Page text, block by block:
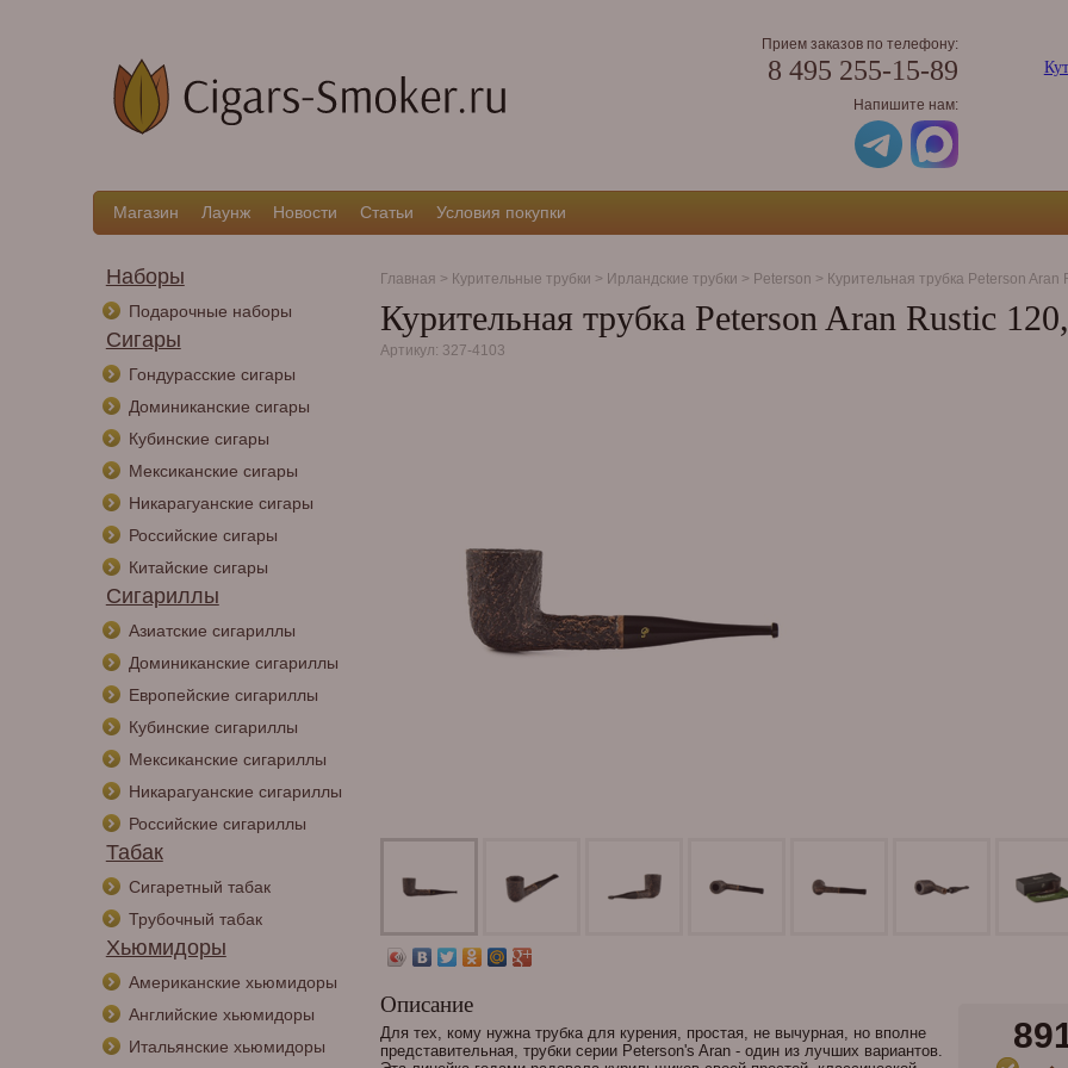
Прием заказов по телефону:
8 495 255-15-89
Напишите нам:
Магазин Лаунж Новости Статьи Условия покупки
Наборы
Подарочные наборы
Сигары
Гондурасские сигары
Доминиканские сигары
Кубинские сигары
Мексиканские сигары
Никарагуанские сигары
Российские сигары
Китайские сигары
Сигариллы
Азиатские сигариллы
Доминиканские сигариллы
Европейские сигариллы
Кубинские сигариллы
Мексиканские сигариллы
Никарагуанские сигариллы
Российские сигариллы
Табак
Сигаретный табак
Трубочный табак
Хьюмидоры
Американские хьюмидоры
Английские хьюмидоры
Итальянские хьюмидоры
Главная > Курительные трубки > Ирландские трубки > Peterson > Курительная трубка Peterson Aran
Курительная трубка Peterson Aran Rustic
Артикул: 327-4103
Описание
Для тех, кому нужна трубка для курения, простая, не вычурная, но вполне
представительная, трубки серии Peterson's Aran - один из лучших вариантов.